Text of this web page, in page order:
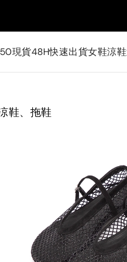
現貨48H快速出貨女鞋涼鞋
鞋、拖鞋